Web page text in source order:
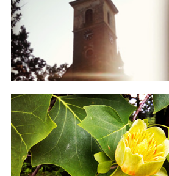
IMG_20161025_135459
IMG_20160530_081437